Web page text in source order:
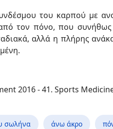
του καρπού με
από τον πόνο, που
αλλά η πλήρης
2016 - 41. Sports
σωλήνα άνω άκρο